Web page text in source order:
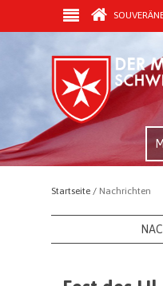
Startseite / Nachrichten